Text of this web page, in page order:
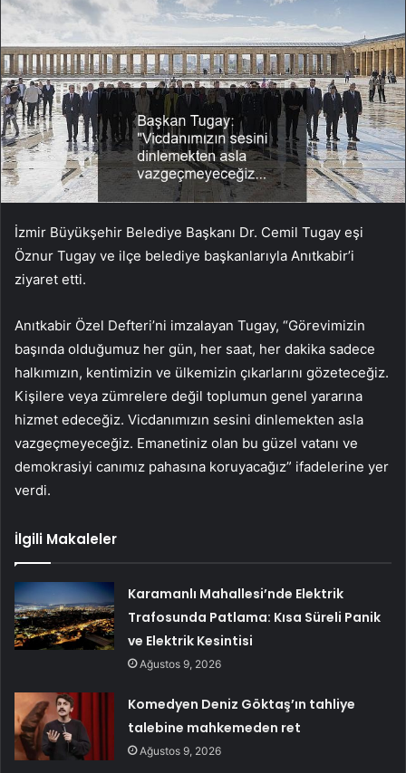
İzmir Büyükşehir Belediye Başkanı Dr. Cemil Tugay eşi
Öznur Tugay ve ilçe belediye başkanlarıyla Anıtkabir’i
ziyaret etti.
Anıtkabir Özel Defteri’ni imzalayan Tugay, “Görevimizin
başında olduğumuz her gün, her saat, her dakika sadece
halkımızın, kentimizin ve ülkemizin çıkarlarını gözeteceğiz.
Kişilere veya zümrelere değil toplumun genel yararına
hizmet edeceğiz. Vicdanımızın sesini dinlemekten asla
vazgeçmeyeceğiz. Emanetiniz olan bu güzel vatanı ve
demokrasiyi canımız pahasına koruyacağız” ifadelerine yer
verdi.
İlgili Makaleler
Karamanlı Mahallesi’nde Elektrik
Trafosunda Patlama: Kısa Süreli Panik
ve Elektrik Kesintisi
Ağustos 9, 2026
Komedyen Deniz Göktaş’ın tahliye
talebine mahkemeden ret
Ağustos 9, 2026